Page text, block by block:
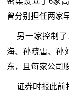
曾分别担任两家
另一家控制
海、孙晓雷、孙
东，且每家公司
证券时报此前